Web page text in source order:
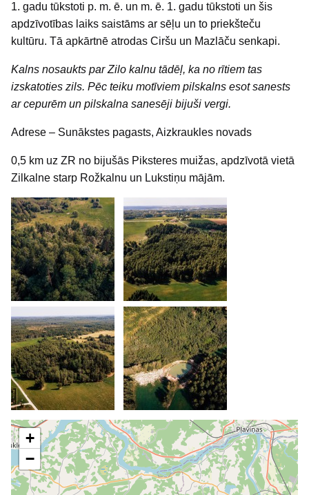
1. gadu tūkstoti p. m. ē. un m. ē. 1. gadu tūkstoti un šis
apdzīvotības laiks saistāms ar sēļu un to priekšteču
kultūru. Tā apkārtnē atrodas Ciršu un Mazlāču senkapi.
Kalns nosaukts par Zilo kalnu tādēļ, ka no rītiem tas
izskatoties zils. Pēc teiku motīviem pilskalns esot sanests
ar cepurēm un pilskalna sanesēji bijuši vergi.
Adrese – Sunākstes pagasts, Aizkraukles novads
0,5 km uz ZR no bijušās Piksteres muižas, apdzīvotā vietā
Zilkalne starp Rožkalnu un Lukstiņu mājām.
+
−